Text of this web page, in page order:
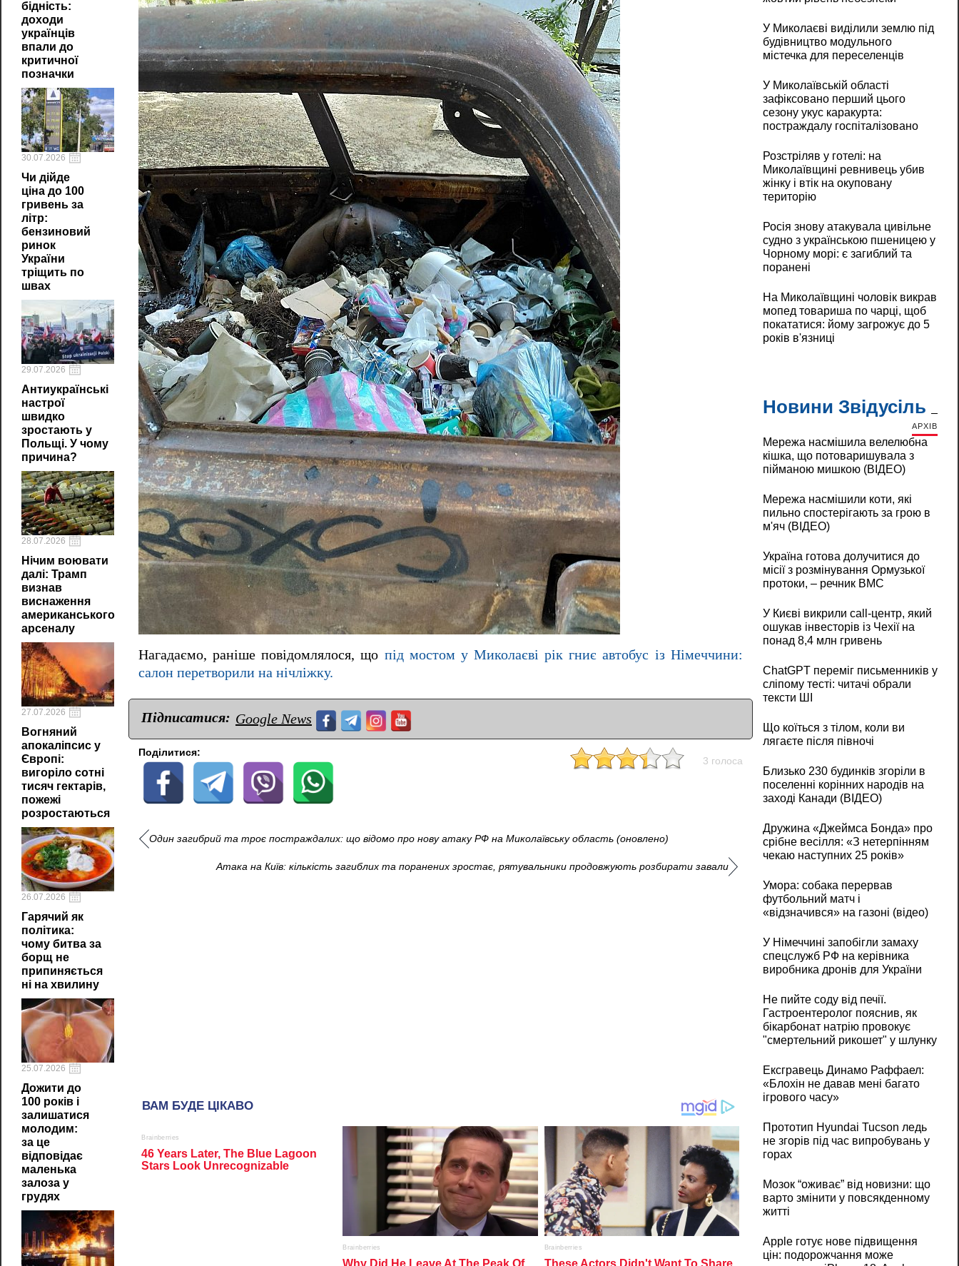
бідність:
доходи
українців
впали до
критичної
позначки
30.07.2026
Чи дійде
ціна до 100
гривень за
літр:
бензиновий
ринок
України
тріщить по
швах
29.07.2026
Антиукраїнські
настрої
швидко
зростають у
Польщі. У чому
причина?
28.07.2026
Нічим воювати
далі: Трамп
визнав
виснаження
американського
арсеналу
27.07.2026
Вогняний
апокаліпсис у
Європі:
вигоріло сотні
тисяч гектарів,
пожежі
розростаються
26.07.2026
Гарячий як
політика:
чому битва за
борщ не
припиняється
ні на хвилину
25.07.2026
Дожити до
100 років і
залишатися
молодим:
за це
відповідає
маленька
залоза у
грудях
Нагадаємо, раніше повідомлялося, що під мостом у Миколаєві рік гниє автобус із Німеччини:
салон перетворили на нічліжку.
Підписатися: Google News
Поділитися:
3 голоса
Один загибрий та троє постраждалих: що відомо про нову атаку РФ на Миколаївську область (оновлено)
Атака на Київ: кількість загиблих та поранених зростає, рятувальники продовжують розбирати завали
У Миколаєві виділили землю під
будівництво модульного
містечка для переселенців
У Миколаївській області
зафіксовано перший цього
сезону укус каракурта:
постраждалу госпіталізовано
Розстріляв у готелі: на
Миколаївщині ревнивець убив
жінку і втік на окуповану
територію
Росія знову атакувала цивільне
судно з українською пшеницею у
Чорному морі: є загиблий та
поранені
На Миколаївщині чоловік викрав
мопед товариша по чарці, щоб
покататися: йому загрожує до 5
років в'язниці
Новини Звідусіль
АРХІВ
Мережа насмішила велелюбна
кішка, що потоваришувала з
пійманою мишкою (ВІДЕО)
Мережа насмішили коти, які
пильно спостерігають за грою в
м'яч (ВІДЕО)
Україна готова долучитися до
місії з розмінування Ормузької
протоки, – речник ВМС
У Києві викрили call-центр, який
ошукав інвесторів із Чехії на
понад 8,4 млн гривень
ChatGPT переміг письменників у
сліпому тесті: читачі обрали
тексти ШІ
Що коїться з тілом, коли ви
лягаєте після півночі
Близько 230 будинків згоріли в
поселенні корінних народів на
заході Канади (ВІДЕО)
Дружина «Джеймса Бонда» про
срібне весілля: «З нетерпінням
чекаю наступних 25 років»
Умора: собака перервав
футбольний матч і
«відзначився» на газоні (відео)
У Німеччині запобігли замаху
спецслужб РФ на керівника
виробника дронів для України
Не пийте соду від печії.
Гастроентеролог пояснив, як
бікарбонат натрію провокує
"смертельний рикошет" у шлунку
Ексгравець Динамо Раффаел:
«Блохін не давав мені багато
ігрового часу»
Прототип Hyundai Tucson ледь
не згорів під час випробувань у
горах
Мозок “оживає” від новизни: що
варто змінити у повсякденному
житті
Apple готує нове підвищення
цін: подорожчання може